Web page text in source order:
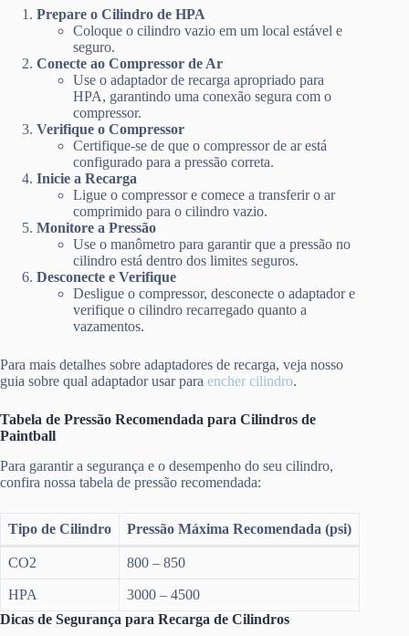
Prepare o Cilindro de HPA
Coloque o cilindro vazio em um local estável e
seguro.
Conecte ao Compressor de Ar
Use o adaptador de recarga apropriado para
HPA, garantindo uma conexão segura com o
compressor.
Verifique o Compressor
Certifique-se de que o compressor de ar está
configurado para a pressão correta.
Inicie a Recarga
Ligue o compressor e comece a transferir o ar
comprimido para o cilindro vazio.
Monitore a Pressão
Use o manômetro para garantir que a pressão no
cilindro está dentro dos limites seguros.
Desconecte e Verifique
Desligue o compressor, desconecte o adaptador e
verifique o cilindro recarregado quanto a
vazamentos.
Para mais detalhes sobre adaptadores de recarga, veja nosso
guia sobre qual adaptador usar para encher cilindro.
Tabela de Pressão Recomendada para Cilindros de
Paintball
Para garantir a segurança e o desempenho do seu cilindro,
confira nossa tabela de pressão recomendada:
Tipo de Cilindro Pressão Máxima Recomendada (psi)
CO2 800 – 850
HPA
3000 – 4500
Dicas de Segurança para Recarga de Cilindros